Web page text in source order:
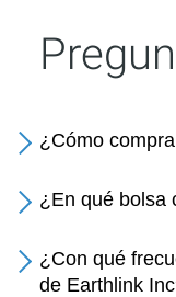
¿Cómo
¿En qué bolsa
¿Con qué
de Earthlink